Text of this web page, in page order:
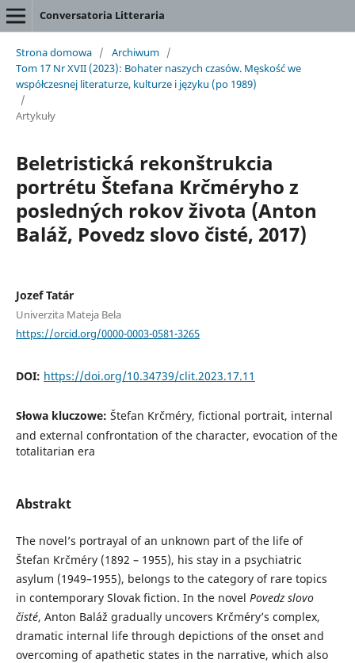
Conversatoria Litteraria
Strona domowa / Archiwum /
Tom 17 Nr XVII (2023): Bohater naszych czasów. Męskość we
współczesnej literaturze, kulturze i języku (po 1989)
/
Artykuły
Beletristická rekonštrukcia
portrétu Štefana Krčméryho z
posledných rokov života (Anton
Baláž, Povedz slovo čisté, 2017)
Jozef Tatár
Univerzita Mateja Bela
https://orcid.org/0000-0003-0581-3265
DOI: https://doi.org/10.34739/clit.2023.17.11
Słowa kluczowe: Štefan Krčméry, fictional portrait, internal
and external confrontation of the character, evocation of the
totalitarian era
Abstrakt
The novel’s portrayal of an unknown part of the life of
Štefan Krčméry (1892 – 1955), his stay in a psychiatric
asylum (1949–1955), belongs to the category of rare topics
in contemporary Slovak fiction. In the novel Povedz slovo
čisté, Anton Baláž gradually uncovers Krčméry’s complex,
dramatic internal life through depictions of the onset and
overcoming of apathetic states in the narrative, which also